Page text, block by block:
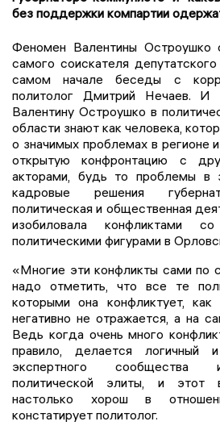
без поддержки компартии
Феномен Валентины Остроушко
самого соискателя
самом начале беседы с
политолог Дмитрий Нечаев. И
Валентину Остроушко в
области знают как человека,
о значимых проблемах в регионе
открытую конфронтацию с
акторами, будь то проблемы в
кадровые решения
политическая и общественная
изобиловала конфликтами
политическими фигурами в
«Многие эти конфликты сами по
надо отметить, что все те
которыми она конфликтует,
негативно не отражается, а на
Ведь когда очень много
правило, делается логичный
экспертного сообщества
политической элиты, и этот
настолько хорош в
констатирует политолог.